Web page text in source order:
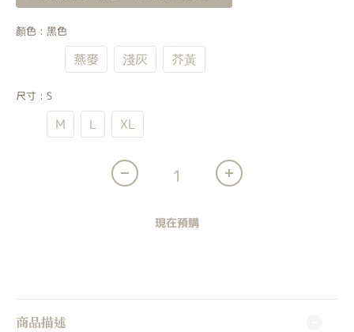
顏色 : 黑色
燕麥 淺灰 芥黃
尺寸 : S
M L XL
現在預購
商品描述